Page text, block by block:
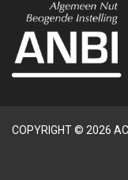
COPYRIGHT © 2026